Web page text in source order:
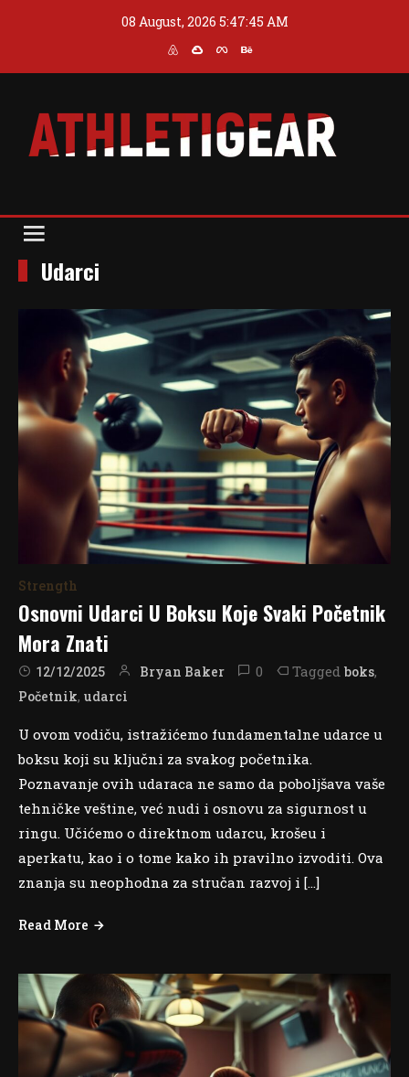
08 August, 2026 5:47:45 AM
Udarci
Strength
Osnovni Udarci U Boksu Koje Svaki Početnik
Mora Znati
12/12/2025 Bryan Baker 0 Tagged boks,
Početnik, udarci
U ovom vodiču, istražićemo fundamentalne udarce u
boksu koji su ključni za svakog početnika.
Poznavanje ovih udaraca ne samo da poboljšava vaše
tehničke veštine, već nudi i osnovu za sigurnost u
ringu. Učićemo o direktnom udarcu, krošeu i
aperkatu, kao i o tome kako ih pravilno izvoditi. Ova
znanja su neophodna za stručan razvoj i […]
Read More